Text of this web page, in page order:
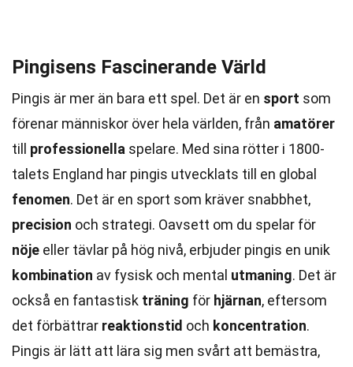
Pingisens Fascinerande Värld
Pingis är mer än bara ett spel. Det är en sport som
förenar människor över hela världen, från amatörer
till professionella spelare. Med sina rötter i 1800-
talets England har pingis utvecklats till en global
fenomen. Det är en sport som kräver snabbhet,
precision och strategi. Oavsett om du spelar för
nöje eller tävlar på hög nivå, erbjuder pingis en unik
kombination av fysisk och mental utmaning. Det är
också en fantastisk träning för hjärnan, eftersom
det förbättrar reaktionstid och koncentration.
Pingis är lätt att lära sig men svårt att bemästra,